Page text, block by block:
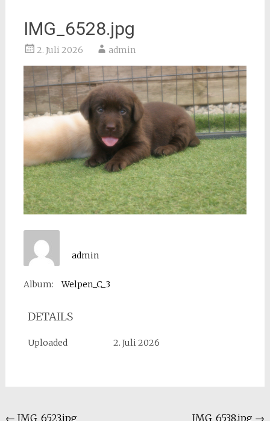
IMG_6528.jpg
2. Juli 2026 admin
admin
Album: Welpen_C_3
DETAILS
Uploaded 2. Juli 2026
← IMG_6523.jpg IMG_6538.jpg →